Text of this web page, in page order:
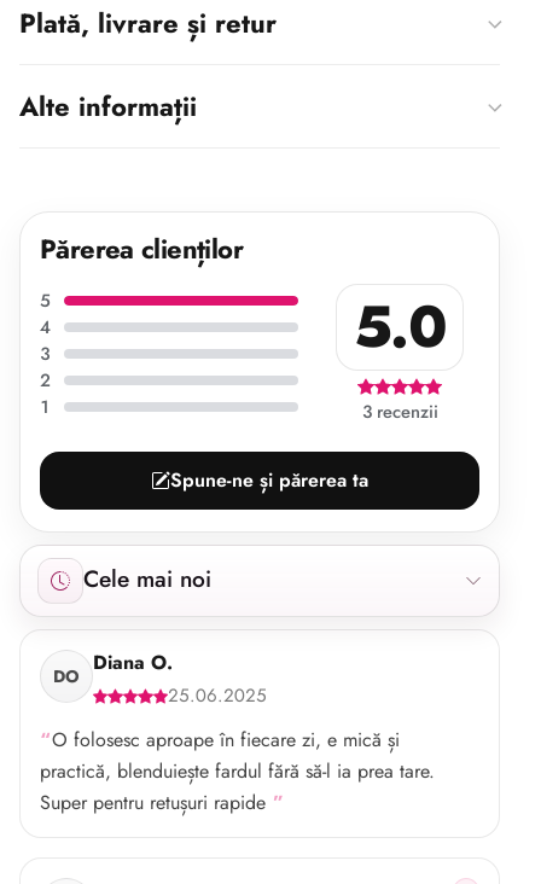
Plată, livrare și retur
Alte informații
Părerea clienților
5
4
3
2
1
5.0
3 recenzii
Spune-ne și părerea ta
Cele mai noi
Afișăm 3 recenzii începând cu cele mai noi.
DO Diana O.
25.06.2025
O folosesc aproape în fiecare zi, e mică și
practică, blenduiește fardul fără să-l ia prea tare.
Super pentru retușuri rapide